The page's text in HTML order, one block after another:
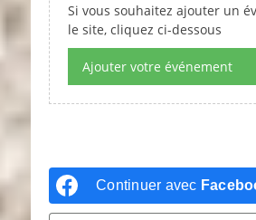
Si vous souhaitez ajouter un
le site, cliquez ci-dessous
Ajouter votre événement
Continuer avec